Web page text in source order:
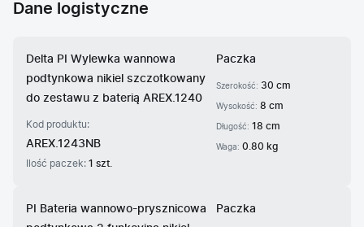
Dane logistyczne
Delta PI Wylewka wannowa
podtynkowa nikiel szczotkowany
do zestawu z baterią AREX.1240
Kod produktu:
AREX.1243NB
Ilość paczek: 1 szt.
Paczka
Szerokość: 30 cm
Wysokość:8 cm
Długość:18 cm
Waga:0.80 kg
PI Bateria wannowo-prysznicowa
Paczka